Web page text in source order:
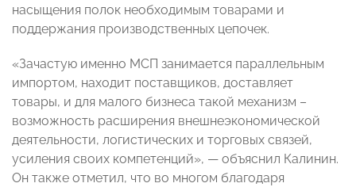
насыщения полок необходимым товарами и
поддержания производственных цепочек.
«Зачастую именно МСП занимается параллельным
импортом, находит поставщиков, доставляет
товары, и для малого бизнеса такой механизм –
возможность расширения внешнеэкономической
деятельности, логистических и торговых связей,
усиления своих компетенций», — объяснил Калинин.
Он также отметил, что во многом благодаря